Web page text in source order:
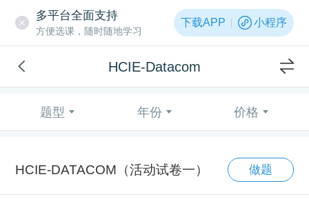
多平台全面支持
方便选课，随时随地学习
下载APP 小程序
HCIE-Datacom
题型 年份 价格
HCIE-DATACOM（活动试卷一） 做题